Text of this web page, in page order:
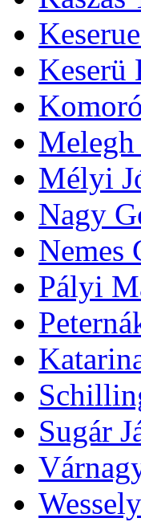
Keserü
Mélyi
Nagy
Nemes
Pályi
Sugár